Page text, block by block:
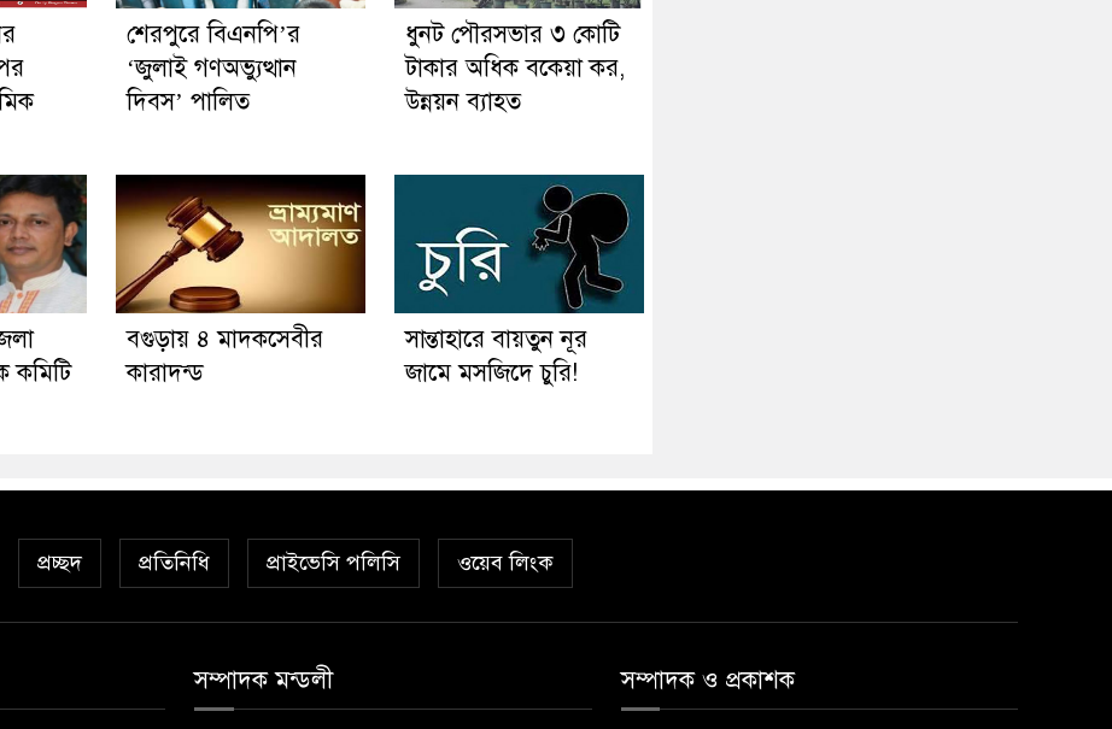
শেরপুরে বিএনপি’র
‘জুলাই গণঅভ্যুত্থান
দিবস’ পালিত
ধুনট পৌরসভার ৩ কোটি
টাকার অধিক বকেয়া কর,
উন্নয়ন ব্যাহত
কমিটি
বগুড়ায় ৪ মাদকসেবীর
কারাদন্ড
সান্তাহারে বায়তুন নূর
জামে মসজিদে চুরি!
প্রচ্ছদ প্রতিনিধি প্রাইভেসি পলিসি ওয়েব লিংক
সম্পাদক মন্ডলী সম্পাদক ও প্রকাশক